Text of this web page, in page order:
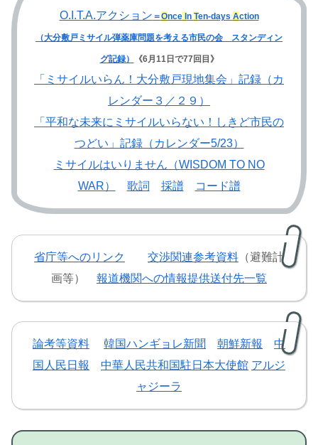
O.I.T.A.アクション ＝OnceIn Ten-days Action
（大分敷戸ミサイル弾薬庫問題を考える市民の会 スタンディン
グ記録） 《6月11日で77回目》
「ミサイルいらん！大分敷戸現地集会」記録（カ
レンダー３／２９）
「平和な未来にミサイルいらない！しきど市民の
つどい」記録（カレンダー5/23）
ミサイルはいりません（WISDOM TO NO
WAR）
歌詞 採譜 コード譜
省庁等へのリンク 交渉関連参考資料 （避難計
画等） 報道機関への情報提供送付先一覧
論考等資料 韓国ハンギョレ新聞 朝鮮新報
中
国人民日報
中華人民共和国駐日本大使館 アルジ
ャジーラ